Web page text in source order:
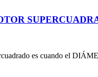
es cuando el